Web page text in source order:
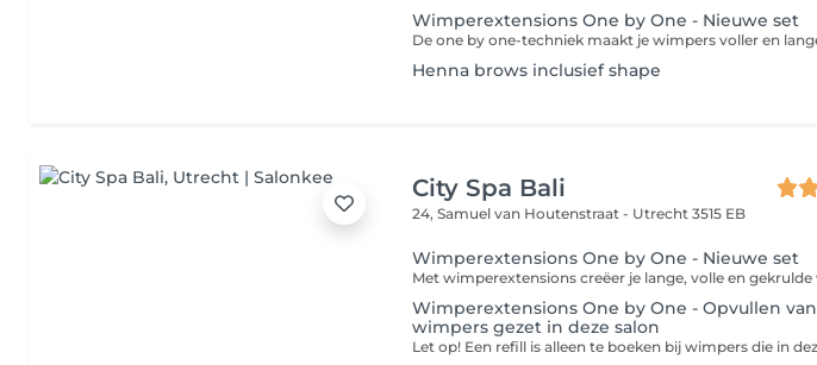
Wimperextensions One by One - Nieuwe set
Henna brows inclusief shape
City Spa Bali
24, Samuel van Houtenstraat - Utrecht 3515 EB
Wimperextensions One by One - Nieuwe set
Wimperextensions One by One - Opvullen van
wimpers gezet in deze salon